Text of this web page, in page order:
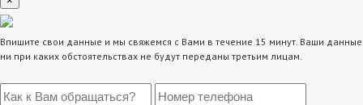
Впишите свои данные и мы свяжемся с Вами в течение 15 минут. Ваши данные
ни при каких обстоятельствах не будут переданы третьим лицам.